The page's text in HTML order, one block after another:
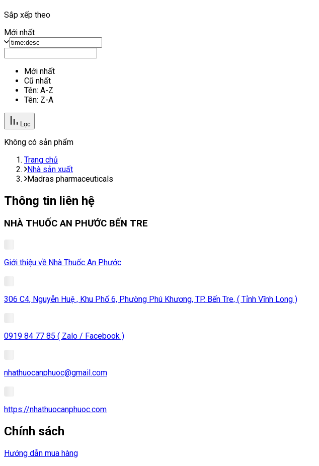
Sắp xếp theo
Mới nhất
Mới nhất
Cũ nhất
Tên: A-Z
Tên: Z-A
Lọc
Không có sản phẩm
Trang chủ
Nhà sản xuất
Madras pharmaceuticals
Thông tin liên hệ
NHÀ THUỐC AN PHƯỚC BẾN TRE
Giới thiệu về Nhà Thuốc An Phước
306 C4, Nguyễn Huệ , Khu Phố 6, Phường Phú Khương, TP. Bến Tre, ( Tỉnh Vĩnh Long )
0919 84 77 85 ( Zalo / Facebook )
nhathuocanphuoc@gmail.com
https://nhathuocanphuoc.com
Chính sách
Hướng dẫn mua hàng